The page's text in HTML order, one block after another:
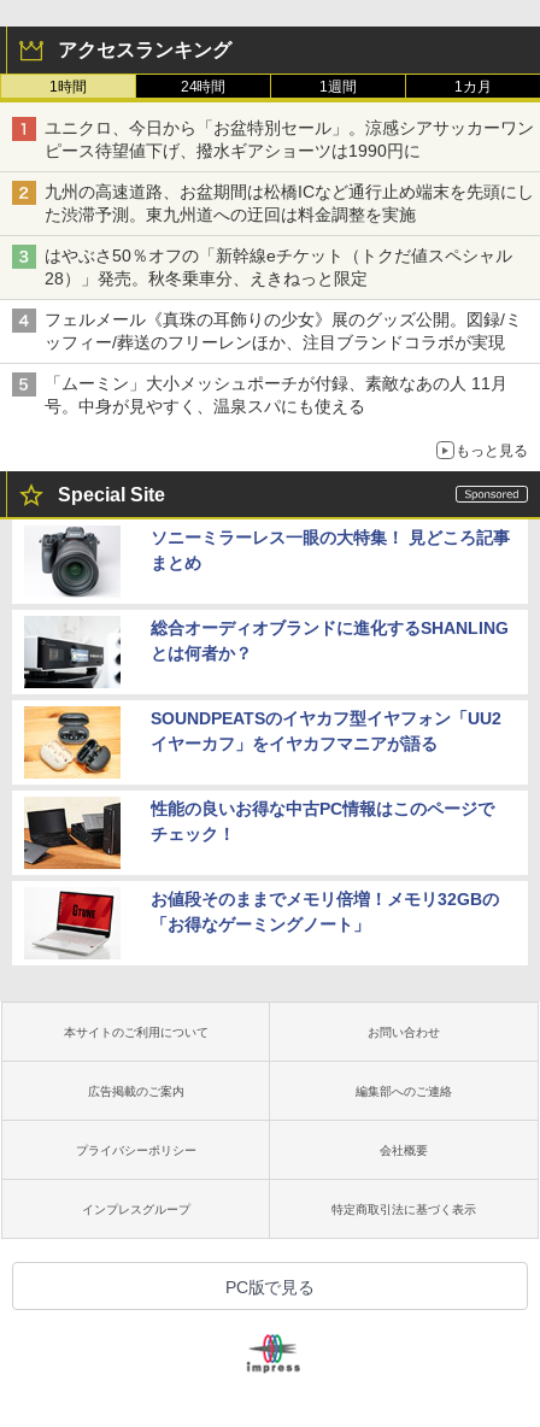
アクセスランキング
1時間 24時間 1週間 1カ月
ユニクロ、今日から「お盆特別セール」。涼感シアサッカーワン
ピース待望値下げ、撥水ギアショーツは1990円に
九州の高速道路、お盆期間は松橋ICなど通行止め端末を先頭にし
た渋滞予測。東九州道への迂回は料金調整を実施
はやぶさ50％オフの「新幹線eチケット（トクだ値スペシャル
28）」発売。秋冬乗車分、えきねっと限定
フェルメール《真珠の耳飾りの少女》展のグッズ公開。図録/ミ
ッフィー/葬送のフリーレンほか、注目ブランドコラボが実現
「ムーミン」大小メッシュポーチが付録、素敵なあの人 11月
号。中身が見やすく、温泉スパにも使える
もっと見る
Special Site
ソニーミラーレス一眼の大特集！ 見どころ記事
まとめ
総合オーディオブランドに進化するSHANLING
とは何者か？
SOUNDPEATSのイヤカフ型イヤフォン「UU2
イヤーカフ」をイヤカフマニアが語る
性能の良いお得な中古PC情報はこのページで
チェック！
お値段そのままでメモリ倍増！メモリ32GBの
「お得なゲーミングノート」
本サイトのご利用について お問い合わせ
広告掲載のご案内 編集部へのご連絡
プライバシーポリシー 会社概要
インプレスグループ 特定商取引法に基づく表示
PC版で見る